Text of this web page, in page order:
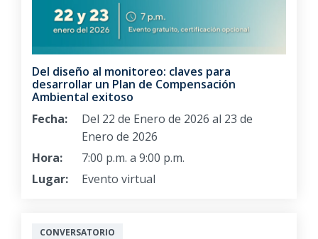
Del diseño al monitoreo: claves para
desarrollar un Plan de Compensación
Ambiental exitoso
Fecha:
Del 22 de Enero de 2026 al 23 de
Enero de 2026
Hora:
7:00 p.m. a 9:00 p.m.
Lugar:
Evento virtual
CONVERSATORIO